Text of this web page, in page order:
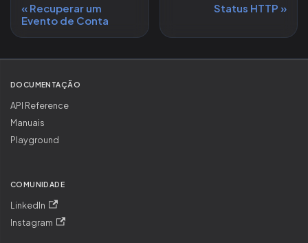
Recuperar um
Evento de Conta
Status HTTP
DOCUMENTAÇÃO
API Reference
Manuais
Playground
COMUNIDADE
LinkedIn
Instagram